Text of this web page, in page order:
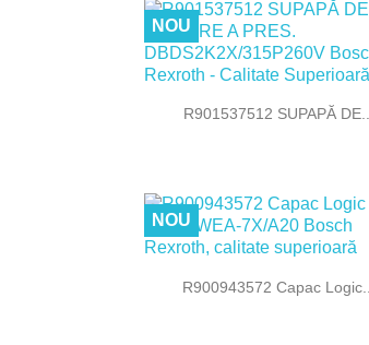
 Vizualizare rapida
R901537512 SUPAPĂ DE...
NOU
 Vizualizare rapida
R900943572 Capac Logic...
NOU